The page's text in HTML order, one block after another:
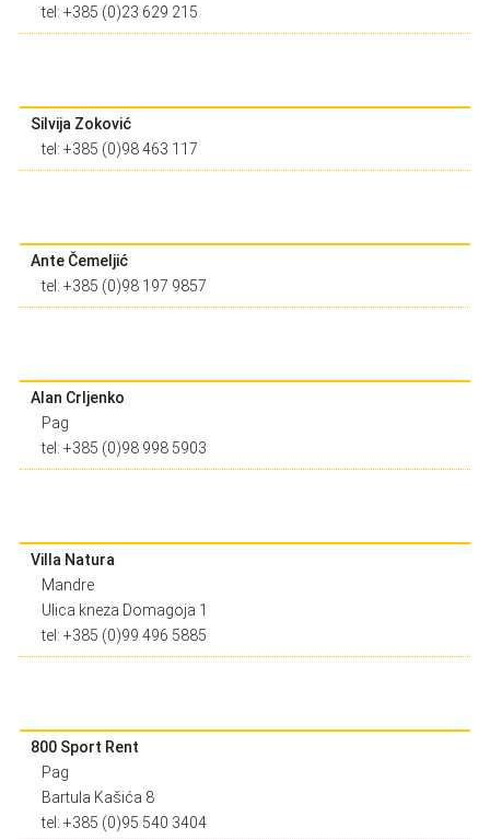
tel: +385 (0)23 629 215
Silvija Zoković
tel: +385 (0)98 463 117
Ante Čemeljić
tel: +385 (0)98 197 9857
Alan Crljenko
Pag
tel: +385 (0)98 998 5903
Villa Natura
Mandre
Ulica kneza Domagoja 1
tel: +385 (0)99 496 5885
800 Sport Rent
Pag
Bartula Kašića 8
tel: +385 (0)95 540 3404